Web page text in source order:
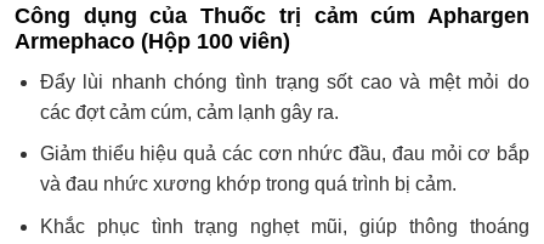
Công dụng của Thuốc trị cảm cúm Aphargen
Armephaco (Hộp 100 viên)
Đẩy lùi nhanh chóng tình trạng sốt cao và mệt mỏi do
các đợt cảm cúm, cảm lạnh gây ra.
Giảm thiểu hiệu quả các cơn nhức đầu, đau mỏi cơ bắp
và đau nhức xương khớp trong quá trình bị cảm.
Khắc phục tình trạng nghẹt mũi, giúp thông thoáng